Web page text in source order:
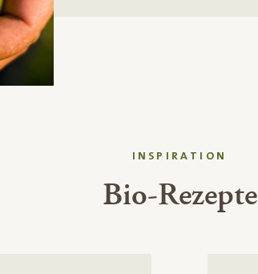
INSPIRATION
Bio-Rezepte